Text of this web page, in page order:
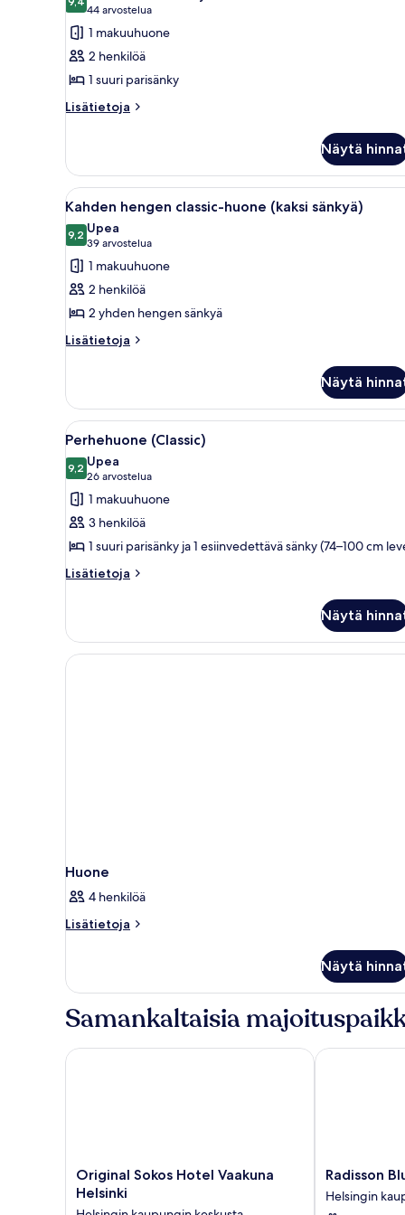
huonetyypin
Superior-
huone,
1
suuri
parisänky
9,4 kautta 10
44 arvostelua
(44
arvostelua)
1 makuuhuone
2 henkilöä
1 suuri parisänky
Lisätietoja
Lisätietoja
1
suuri
parisänky
Näytä
Avaa
kaikki
huonetyypin
Kahden
hengen
classic-
huone
(kaksi
Hotellihuone, jossa on kaksi
6
Kahden hengen classic-huone (kaksi sänkyä)
9,29,2 kautta 10
Upea
39 arvostelua
(39
arvostelua)
1 makuuhuone
2 henkilöä
2 yhden hengen sänkyä
Lisätietoja
Lisätietoja
classic-
huone
(kaksi
sänkyä)
Näytä
Avaa
kaikki
huonetyypin
Perhehuone
(Classic)
kuvat
Makuuhuoneessa on sänky,
7
Perhehuone (Classic)
9,29,2 kautta 10
Upea
26 arvostelua
(26
arvostelua)
1 makuuhuone
3 henkilöä
1 suuri parisänky ja 1 esiinvedettävä sänky (74–100 cm
Lisätietoja
Lisätietoja
Näytä
Huone
4 henkilöä
Lisätietoja
Lisätietoja
Näytä
Samankaltaisia
Original
Sokos
Original Sokos Hotel Vaakuna
Helsinki
Original Sokos Hotel Vaakuna Helsinki
Radisson
Blu
Plaza
Radisson
Helsingin
Radisson Blu